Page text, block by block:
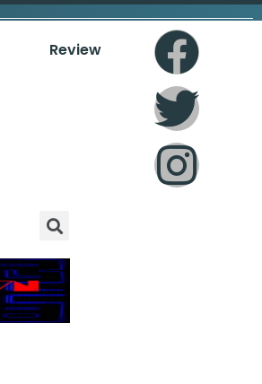
Review